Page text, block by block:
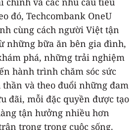
đó, Techcombank OneU
cùng cách người Việt tận
những bữa ăn bên gia đình,
phá, những trải nghiệm
hành trình chăm sóc sức
và theo đuổi những đam
đãi, mỗi đặc quyền được tạo
tận hưởng nhiều hơn
trọng trong cuộc sống.